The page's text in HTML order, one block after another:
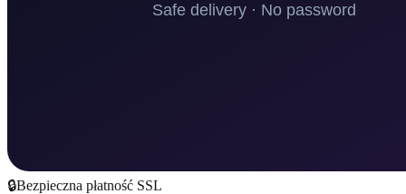
🔒Bezpieczna płatność SSL